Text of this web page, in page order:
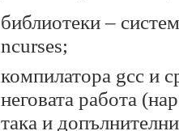
библиотеки –
ncurses;
компилатора gcc и
неговата работа
така и